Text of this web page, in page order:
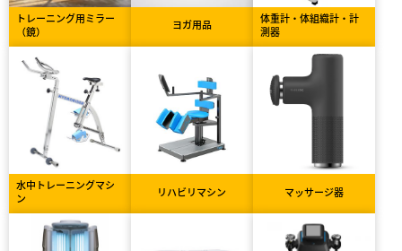
トレーニング用ミラー
（鏡）
ヨガ用品
体重計・体組織計・計
測器
水中トレーニングマシ
ン
リハビリマシン マッサージ器